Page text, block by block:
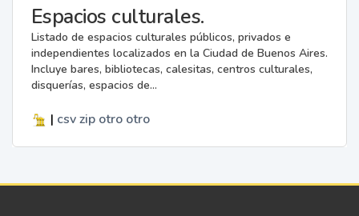
Espacios culturales.
Listado de espacios culturales públicos, privados e
independientes localizados en la Ciudad de Buenos Aires.
Incluye bares, bibliotecas, calesitas, centros culturales,
disquerías, espacios de...
| csv zip otro otro